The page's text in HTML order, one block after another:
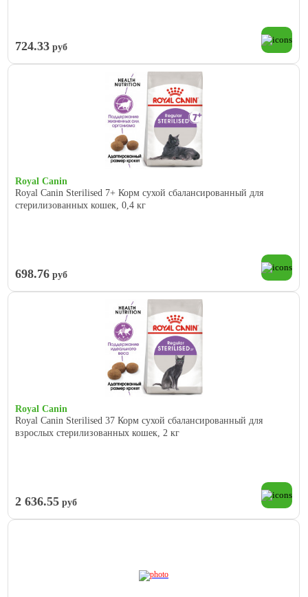
724.33 руб
Royal Canin
Royal Canin Sterilised 7+ Корм сухой сбалансированный для
стерилизованных кошек, 0,4 кг
698.76 руб
Royal Canin
Royal Canin Sterilised 37 Корм сухой сбалансированный для
взрослых стерилизованных кошек, 2 кг
2 636.55 руб